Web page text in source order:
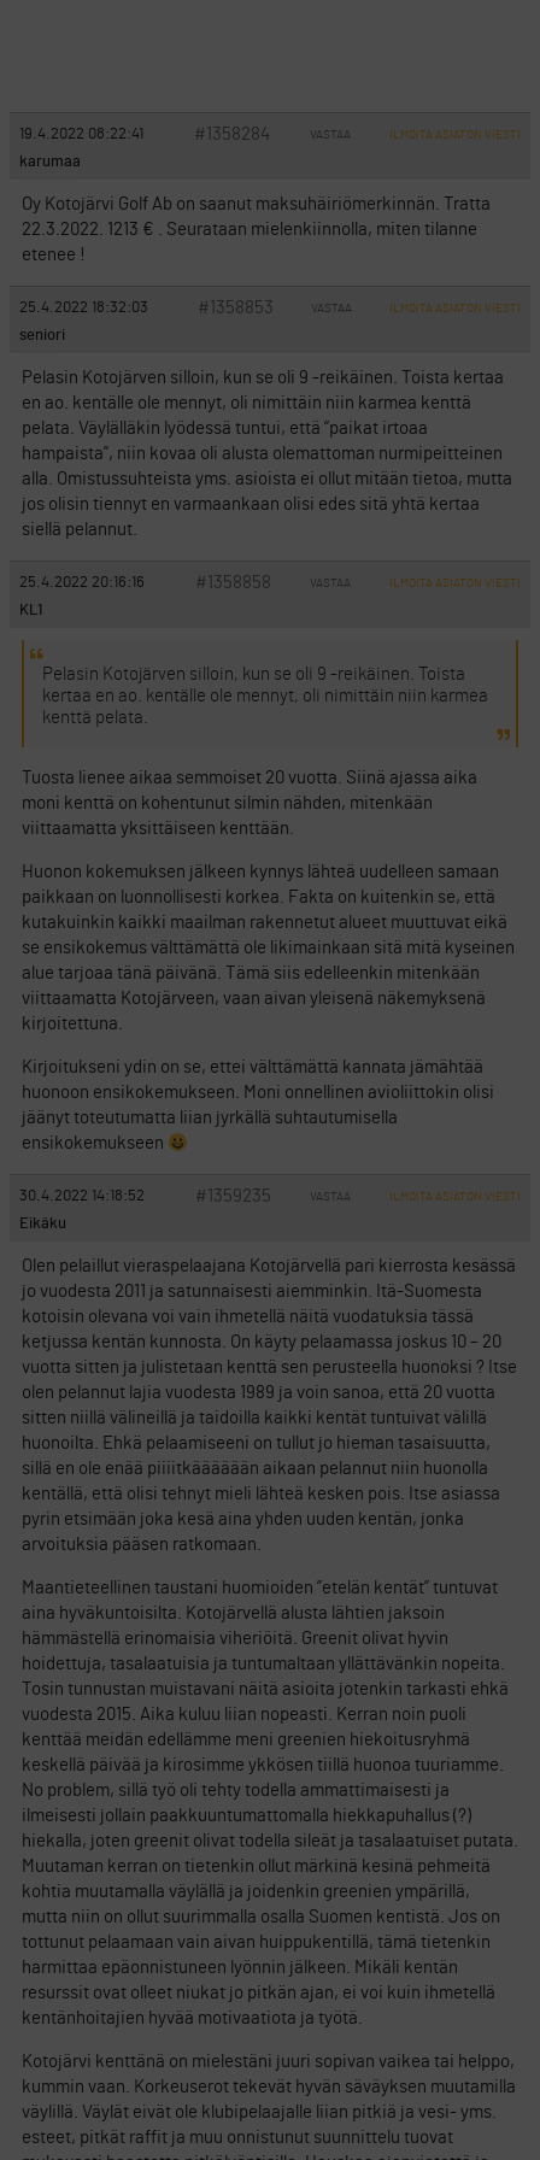
19.4.2022 08:22:41 #1358284 VASTAA ILMOITA ASIATON VIESTI
karumaa
Oy Kotojärvi Golf Ab on saanut maksuhäiriömerkinnän. Tratta
22.3.2022. 1213 € . Seurataan mielenkiinnolla, miten tilanne
etenee !
25.4.2022 18:32:03 #1358853 VASTAA ILMOITA ASIATON VIESTI
seniori
Pelasin Kotojärven silloin, kun se oli 9 -reikäinen. Toista kertaa
en ao. kentälle ole mennyt, oli nimittäin niin karmea kenttä
pelata. Väylälläkin lyödessä tuntui, että ”paikat irtoaa
hampaista”, niin kovaa oli alusta olemattoman nurmipeitteinen
alla. Omistussuhteista yms. asioista ei ollut mitään tietoa, mutta
jos olisin tiennyt en varmaankaan olisi edes sitä yhtä kertaa
siellä pelannut.
25.4.2022 20:16:16 #1358858 VASTAA ILMOITA ASIATON VIESTI
KL1
Pelasin Kotojärven silloin, kun se oli 9 -reikäinen. Toista
kertaa en ao. kentälle ole mennyt, oli nimittäin niin karmea
kenttä pelata.
Tuosta lienee aikaa semmoiset 20 vuotta. Siinä ajassa aika
moni kenttä on kohentunut silmin nähden, mitenkään
viittaamatta yksittäiseen kenttään.
Huonon kokemuksen jälkeen kynnys lähteä uudelleen samaan
paikkaan on luonnollisesti korkea. Fakta on kuitenkin se, että
kutakuinkin kaikki maailman rakennetut alueet muuttuvat eikä
se ensikokemus välttämättä ole likimainkaan sitä mitä kyseinen
alue tarjoaa tänä päivänä. Tämä siis edelleenkin mitenkään
viittaamatta Kotojärveen, vaan aivan yleisenä näkemyksenä
kirjoitettuna.
Kirjoitukseni ydin on se, ettei välttämättä kannata jämähtää
huonoon ensikokemukseen. Moni onnellinen avioliittokin olisi
jäänyt toteutumatta liian jyrkällä suhtautumisella
ensikokemukseen
30.4.2022 14:18:52 #1359235 VASTAA ILMOITA ASIATON VIESTI
Eikäku
Olen pelaillut vieraspelaajana Kotojärvellä pari kierrosta kesässä
jo vuodesta 2011 ja satunnaisesti aiemminkin. Itä-Suomesta
kotoisin olevana voi vain ihmetellä näitä vuodatuksia tässä
ketjussa kentän kunnosta. On käyty pelaamassa joskus 10 – 20
vuotta sitten ja julistetaan kenttä sen perusteella huonoksi ? Itse
olen pelannut lajia vuodesta 1989 ja voin sanoa, että 20 vuotta
sitten niillä välineillä ja taidoilla kaikki kentät tuntuivat välillä
huonoilta. Ehkä pelaamiseeni on tullut jo hieman tasaisuutta,
sillä en ole enää piiiitkääääään aikaan pelannut niin huonolla
kentällä, että olisi tehnyt mieli lähteä kesken pois. Itse asiassa
pyrin etsimään joka kesä aina yhden uuden kentän, jonka
arvoituksia pääsen ratkomaan.
Maantieteellinen taustani huomioiden ”etelän kentät” tuntuvat
aina hyväkuntoisilta. Kotojärvellä alusta lähtien jaksoin
hämmästellä erinomaisia viheriöitä. Greenit olivat hyvin
hoidettuja, tasalaatuisia ja tuntumaltaan yllättävänkin nopeita.
Tosin tunnustan muistavani näitä asioita jotenkin tarkasti ehkä
vuodesta 2015. Aika kuluu liian nopeasti. Kerran noin puoli
kenttää meidän edellämme meni greenien hiekoitusryhmä
keskellä päivää ja kirosimme ykkösen tiillä huonoa tuuriamme.
No problem, sillä työ oli tehty todella ammattimaisesti ja
ilmeisesti jollain paakkuuntumattomalla hiekkapuhallus (?)
hiekalla, joten greenit olivat todella sileät ja tasalaatuiset putata.
Muutaman kerran on tietenkin ollut märkinä kesinä pehmeitä
kohtia muutamalla väylällä ja joidenkin greenien ympärillä,
mutta niin on ollut suurimmalla osalla Suomen kentistä. Jos on
tottunut pelaamaan vain aivan huippukentillä, tämä tietenkin
harmittaa epäonnistuneen lyönnin jälkeen. Mikäli kentän
resurssit ovat olleet niukat jo pitkän ajan, ei voi kuin ihmetellä
kentänhoitajien hyvää motivaatiota ja työtä.
Kotojärvi kenttänä on mielestäni juuri sopivan vaikea tai helppo,
kummin vaan. Korkeuserot tekevät hyvän säväyksen muutamilla
väylillä. Väylät eivät ole klubipelaajalle liian pitkiä ja vesi- yms.
esteet, pitkät raffit ja muu onnistunut suunnittelu tuovat